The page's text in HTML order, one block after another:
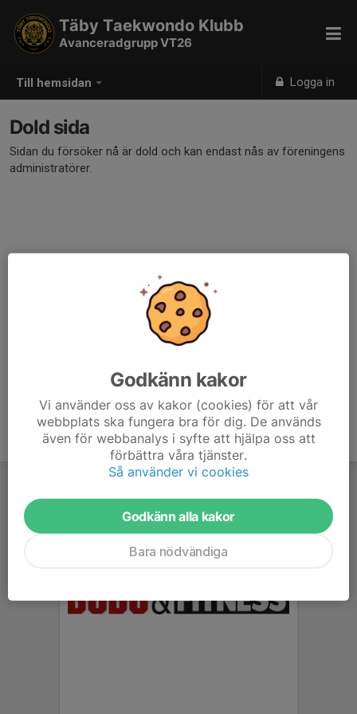
Till hemsidan Logga in
Täby Taekwondo Klubb
Avanceradgrupp VT26
Dold sida
Sidan du försöker nå är dold och kan endast nås av föreningens
administratörer.
Godkänn kakor
Vi använder oss av kakor (cookies) för att vår
webbplats ska fungera bra för dig. De används
även för webbanalys i syfte att hjälpa oss att
förbättra våra tjänster.
Så använder vi cookies
Godkänn alla kakor
Bara nödvändiga